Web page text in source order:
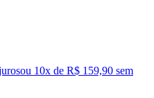
ou 10x de R$ 159,90 sem